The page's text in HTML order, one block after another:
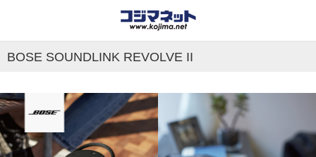
BOSE SOUNDLINK REVOLVE II